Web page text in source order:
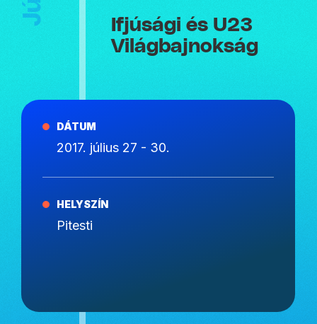
Ifjúsági és U23
Világbajnokság
DÁTUM
2017. július 27 - 30.
HELYSZÍN
Pitesti